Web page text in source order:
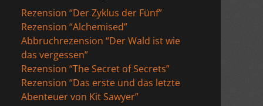
Rezension “Der Zyklus der Fünf”
Rezension “Alchemised”
Abbruchrezension “Der Wald ist wie
das vergessen”
Rezension “The Secret of Secrets”
Rezension “Das erste und das letzte
Abenteuer von Kit Sawyer”